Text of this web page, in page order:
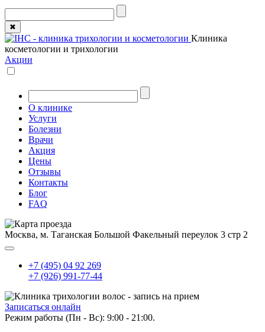
✖
Клиника
косметологии и трихологии
Акции
О клинике
Услуги
Болезни
Врачи
Акция
Цены
Отзывы
Контакты
Блог
FAQ
Москва, м. Таганская Большой Факельный переулок 3 стр 2
+7 (495) 04 92 269
+7 (926) 991-77-44
Записаться онлайн
Режим работы (Пн - Вс): 9:00 - 21:00.